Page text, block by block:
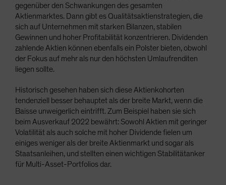
gegenüber den Schwankungen des gesamten
Aktienmarktes. Dann gibt es Qualitätsaktienstrategien, die
sich auf Unternehmen mit starken Bilanzen, stabilen
Gewinnen und hoher Profitabilität konzentrieren. Dividenden
zahlende Aktien können ebenfalls ein Polster bieten, obwohl
der Fokus auf mehr als nur den höchsten Umlaufrenditen
liegen sollte.
Historisch gesehen haben sich diese Aktienkohorten
tendenziell besser behauptet als der breite Markt, wenn die
Baisse unweigerlich eintrifft. Zum Beispiel haben sie sich
beim Ausverkauf 2022 bewährt: Sowohl Aktien mit geringer
Volatilität als auch solche mit hoher Dividende fielen um
einiges weniger als der breite Aktienmarkt und sogar als
Staatsanleihen, und stellten einen wichtigen Stabilitätanker
für Multi-Asset-Portfolios dar.